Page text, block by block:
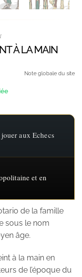
À LA MAIN
Note globale du site
aux Echecs
et en
de la famille
sous le nom
âge.
à la main en
de l’époque du